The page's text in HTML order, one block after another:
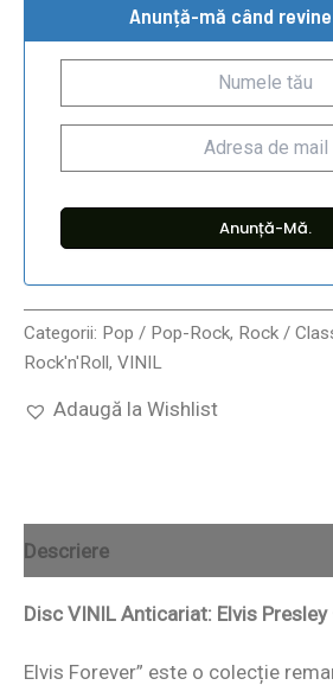
Anunță-mă când
Categorii: Pop / Pop-Rock, Rock /
Rock'n'Roll, VINIL
Adaugă la Wishlist
Descriere
Disc VINIL Anticariat: Elvis
Elvis Forever” este o colecție